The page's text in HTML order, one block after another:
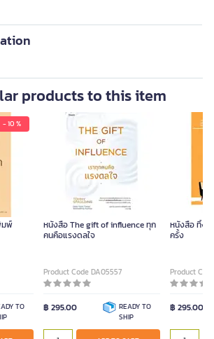
products to this item
- 10 %
มพ์
TO
หนังสือ The gift of influence ทุก
คนคือแรงดลใจ
Product Code DA05557
฿ 295.00
READY TO
SHIP
หนังสือ ทิ้งมั
ครั้ง
Product
฿ 295.00